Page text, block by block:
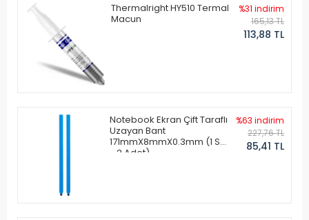
Thermalright HY510 Termal
Macun
%31 indirim
165,13 TL
113,88 TL
Notebook Ekran Çift Taraflı
Uzayan Bant
171mmX8mmX0.3mm (1 Set
- 2 Adet)
%63 indirim
227,76 TL
85,41 TL